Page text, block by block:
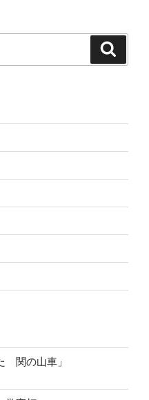
ジ
関の山車」